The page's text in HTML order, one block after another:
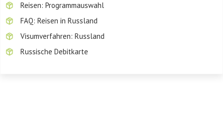
Reisen: Programmauswahl
FAQ: Reisen in Russland
Visumverfahren: Russland
Russische Debitkarte